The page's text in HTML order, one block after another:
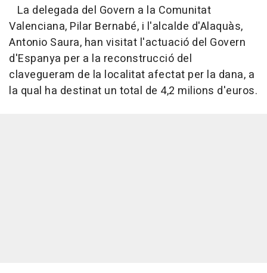
La delegada del Govern a la Comunitat
Valenciana, Pilar Bernabé, i l'alcalde d'Alaquàs,
Antonio Saura, han visitat l'actuació del Govern
d'Espanya per a la reconstrucció del
clavegueram de la localitat afectat per la dana, a
la qual ha destinat un total de 4,2 milions d'euros.